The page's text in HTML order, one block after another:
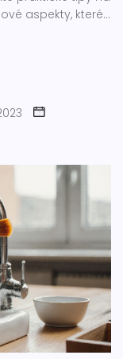
aspekty, které